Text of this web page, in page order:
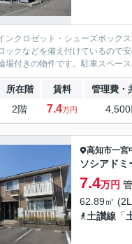
ンクロゼット・シューズボック
ックなどを備え付けているので
場付きの物件です。駐車スペー
所在階 賃料 管理費・
2階 7.4万円 4,500
高知市一宮
ソシアドミ
7.4万円
62.89㎡
土讃線 「